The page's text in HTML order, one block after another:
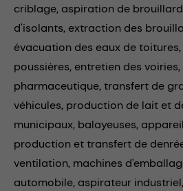
criblage, aspiration de
d'isolants, extraction des
évacuation des eaux de toitures,
poussières, entretien des voiries,
pharmaceutique,transfert de
véhicules, production de lait et
municipaux, balayeuses,
production et transfert de
ventilation, machines
automobile, aspirateur industriel,